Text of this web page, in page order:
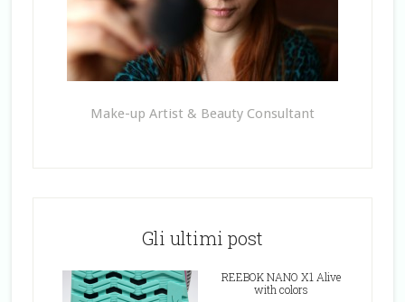
Make-up Artist & Beauty Consultant
Gli ultimi post
REEBOK NANO X1 Alive
with colors